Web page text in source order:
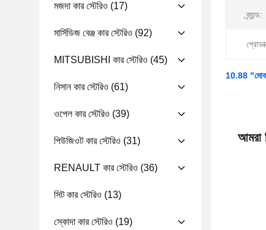
মজদা কার স্টেরিও (17)
মার্সিডিজ বেঞ্জ কার স্টেরিও (92)
MITSUBISHI কার স্টেরিও (45)
নিসান কার স্টেরিও (61)
ওপেল কার স্টেরিও (39)
পিউজিওট কার স্টেরিও (31)
RENAULT কার স্টেরিও (36)
সিট কার স্টেরিও (13)
স্কোদা কার স্টেরিও (19)
ব্র্যান্ড:
10.88
আমরা